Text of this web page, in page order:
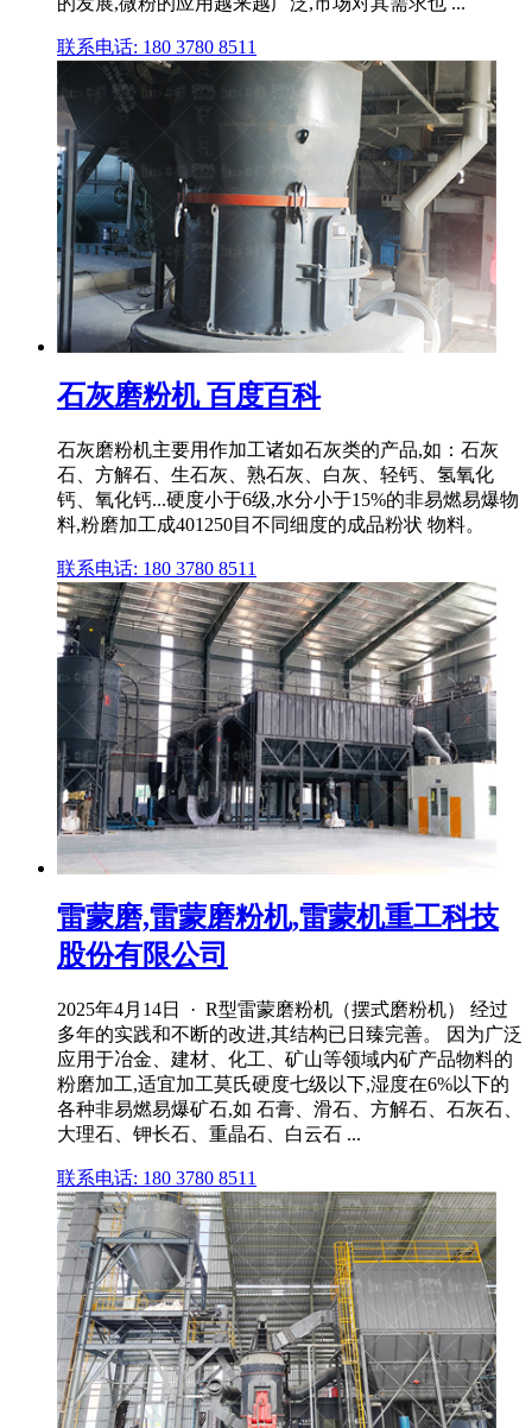
联系电话: 180 3780 8511
石灰磨粉机 百度百科
石灰磨粉机主要用作加工诸如石灰类的产品,如：石灰
石、方解石、生石灰、熟石灰、白灰、轻钙、氢氧化
钙、氧化钙...硬度小于6级,水分小于15%的非易燃易爆物
料,粉磨加工成401250目不同细度的成品粉状 物料。
联系电话: 180 3780 8511
雷蒙磨,雷蒙磨粉机,雷蒙机重工科技
股份有限公司
2025年4月14日 · R型雷蒙磨粉机（摆式磨粉机） 经过
多年的实践和不断的改进,其结构已日臻完善。 因为广泛
应用于冶金、建材、化工、矿山等领域内矿产品物料的
粉磨加工,适宜加工莫氏硬度七级以下,湿度在6%以下的
各种非易燃易爆矿石,如 石膏、滑石、方解石、石灰石、
大理石、钾长石、重晶石、白云石 ...
联系电话: 180 3780 8511